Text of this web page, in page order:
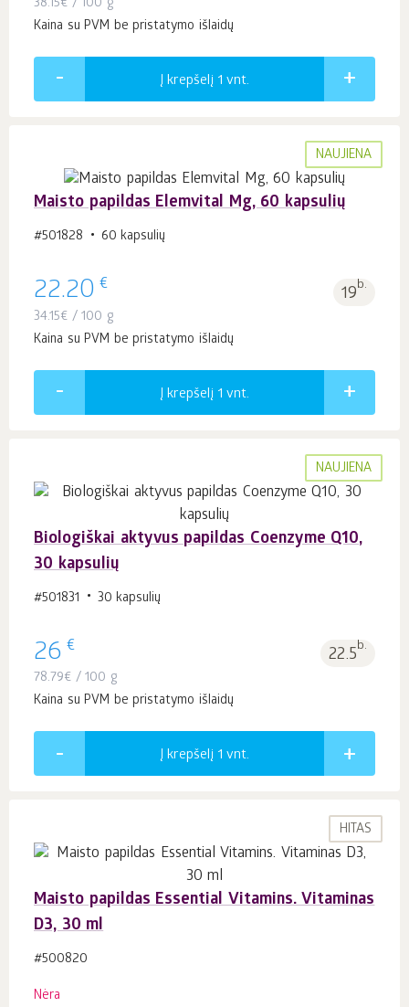
38.15€ / 100 g
Kaina su PVM be pristatymo išlaidų
Į krepšelį 1 vnt.
NAUJIENA
Maisto papildas Elemvital Mg, 60 kapsulių
#501828 60 kapsulių
22.20 € 19b.
34.15€ / 100 g
Kaina su PVM be pristatymo išlaidų
Į krepšelį 1 vnt.
NAUJIENA
Biologiškai aktyvus papildas Coenzyme Q10,
30 kapsulių
#501831 30 kapsulių
26 € 22.5b.
78.79€ / 100 g
Kaina su PVM be pristatymo išlaidų
Į krepšelį 1 vnt.
HITAS
Maisto papildas Essential Vitamins. Vitaminas
D3, 30 ml
#500820
Nėra